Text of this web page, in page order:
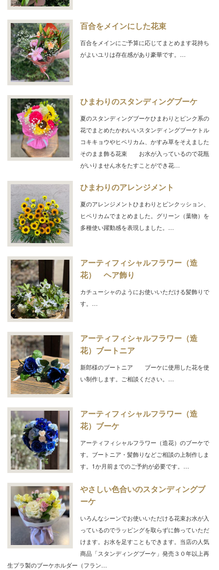
百合をメインにした花束
百合をメインにご予算に応じてまとめます花持ち
がよいユリは存在感があり豪華です。…
ひまわりのスタンディングブーケ
夏のスタンディングブーケひまわりとピンク系の
花でまとめたかわいいスタンディングブーケトル
コキキョウやヒペリカム、かすみ草をそえました
そのまま飾る花束 お水が入っているので花瓶
がいりません水をたすことができ花…
ひまわりのアレンジメント
夏のアレンジメントひまわりとピンクッション、
ヒペリカムでまとめました。グリーン（葉物）を
多種使い躍動感を表現しました。…
アーティフィシャルフラワー（造
花） ヘア飾り
カチューシャのようにお使いいただける髪飾りで
す。…
アーティフィシャルフラワー（造
花）ブートニア
新郎様のブートニア ブーケに使用した花を使
い制作します。ご相談ください。…
アーティフィシャルフラワー（造
花）ブーケ
アーティフィシャルフラワー（造花）のブーケで
す。ブートニア・髪飾りなどご相談の上制作しま
す。1か月前までのご予約が必要です。…
やさしい色合いのスタンディングブ
ーケ
いろんなシーンでお使いいただける花束お水が入
っているのでラッピングを取らずに飾っていただ
けます。お水を足すこともできます。当店の人気
商品「スタンディングブーケ」発売３０年以上再
生プラ製のブーケホルダー（フラン…